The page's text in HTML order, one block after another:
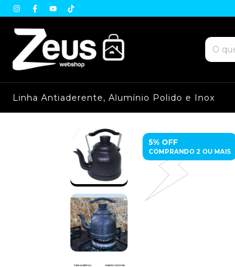
Linha Antiaderente, Alumínio Polido e Inox
5% OFF
COMPRANDO 2 OU MAIS